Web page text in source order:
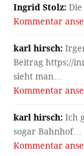
Ingrid Stolz: Die
Kommentar
karl hirsch:
Beitrag https://
sieht man…
Kommentar
karl hirsch: Ich
sogar Bahnhof…
Kommentar